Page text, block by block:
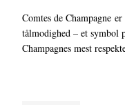
Comtes de Champagne
tålmodighed – et symbol
Champagnes mest